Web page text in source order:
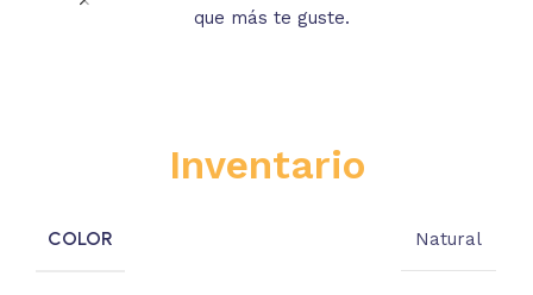
que más te guste.
Inventario
COLOR Natural